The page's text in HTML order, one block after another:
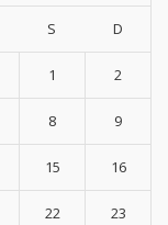
S D
1 2
8 9
15 16
22 23